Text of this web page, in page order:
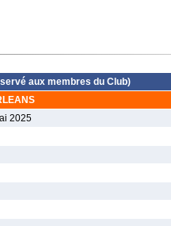
aux membres du Club)
2025